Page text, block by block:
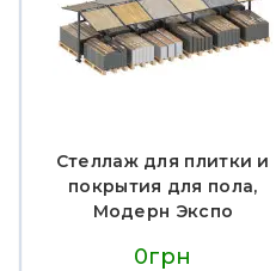
Стеллаж для плитки и
покрытия для пола,
Модерн Экспо
0грн